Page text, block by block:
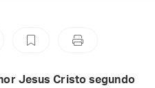
Jesus Cristo segundo